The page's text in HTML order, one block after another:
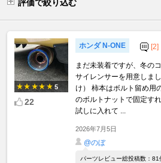
評価で絞り込む
5
22
ホンダ N-ONE [2]
まだ未装着ですが、冬の
サイレンサーを用意しま
け） 柿本はボルト留め用
のボルトナットで固定す
試しに入れて ...
2026年7月5日
@のぼ
パーツレビュー総投稿数：81